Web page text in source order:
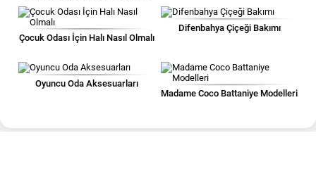
Çocuk Odası İçin Halı Nasıl Olmalı
Difenbahya Çiçeği Bakımı
Oyuncu Oda Aksesuarları
Madame Coco Battaniye Modelleri